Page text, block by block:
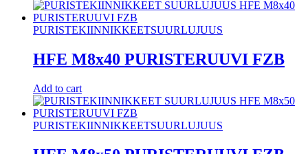
PURISTEKIINNIKKEETSUURLUJUUS
HFE M8x40 PURISTERUUVI FZB
Add to cart
PURISTEKIINNIKKEETSUURLUJUUS